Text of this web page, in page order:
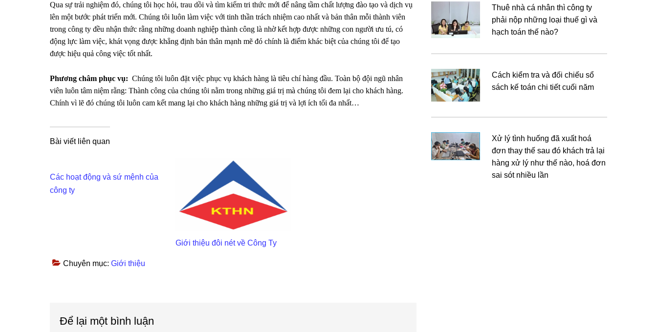
Qua sự trải nghiệm đó, chúng tôi học hỏi, trau dồi và tìm kiếm tri thức mới để nâng tầm chất lượng đào tạo và dịch vụ
lên một bước phát triển mới. Chúng tôi luôn làm việc với tinh thần trách nhiệm cao nhất và bản thân mỗi thành viên
trong công ty đều nhận thức rằng những doanh nghiệp thành công là nhờ kết hợp được những con người ưu tú, có
động lực làm việc, khát vọng được khẳng định bản thân mạnh mẽ đó chính là điểm khác biệt của chúng tôi để tạo
được hiệu quả công việc tốt nhất.
Phương châm phục vụ: Chúng tôi luôn đặt việc phục vụ khách hàng là tiêu chí hàng đầu. Toàn bộ đội ngũ nhân
viên luôn tâm niệm rằng: Thành công của chúng tôi nằm trong những giá trị mà chúng tôi đem lại cho khách hàng.
Chính vì lẽ đó chúng tôi luôn cam kết mang lại cho khách hàng những giá trị và lợi ích tối đa nhất…
Bài viết liên quan
Các hoạt động và sứ mệnh của
công ty
Giới thiệu đôi nét về Công Ty
Chuyên mục: Giới thiệu
Interactions
Để lại một bình luận
Thuê nhà cá nhân thì công ty
phải nộp những loại thuế gì và
hạch toán thế nào?
Cách kiểm tra và đối chiếu sổ
sách kế toán chi tiết cuối năm
Xử lý tình huống đã xuất hoá
đơn thay thế sau đó khách trả lại
hàng xử lý như thế nào, hoá đơn
sai sót nhiều lần